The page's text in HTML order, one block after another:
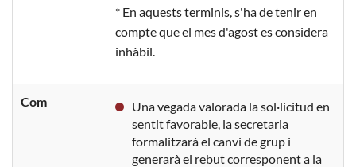
* En aquests terminis, s'ha de tenir en
compte que el mes d'agost es considera
inhàbil.
Com
Una vegada valorada la sol·licitud en
sentit favorable, la secretaria
formalitzarà el canvi de grup i
generarà el rebut corresponent a la